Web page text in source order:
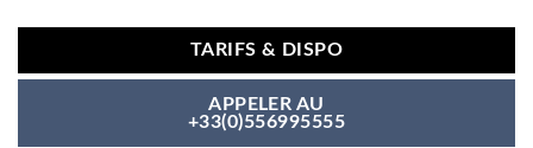
TARIFS & DISPO
APPELER AU
+33(0)556995555